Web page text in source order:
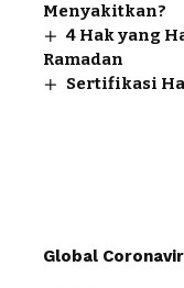
Menyakitkan?
4 Hak yang
Ramadan
Sertifikasi
Global